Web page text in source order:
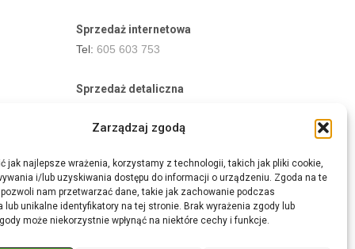
Zarządzaj zgodą
jak najlepsze wrażenia, korzystamy z technologii, takich jak pliki cookie,
i/lub uzyskiwania dostępu do informacji o urządzeniu. Zgoda na te
nam przetwarzać dane, takie jak zachowanie podczas
lub unikalne identyfikatory na tej stronie. Brak wyrażenia zgody lub
może niekorzystnie wpłynąć na niektóre cechy i funkcje.
Sprzedaż internetowa
Tel: 605 603 753
Sprzedaż detaliczna
E-mail:aukcje.agrohurt@gmail.com
Godziny działania sklepu
Pon–Pt: 8:00 – 16:00